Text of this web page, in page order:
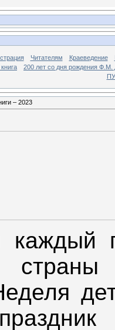
Читателям Краеведение
200 лет со дня рождения Ф.М.
– 2023
каждый